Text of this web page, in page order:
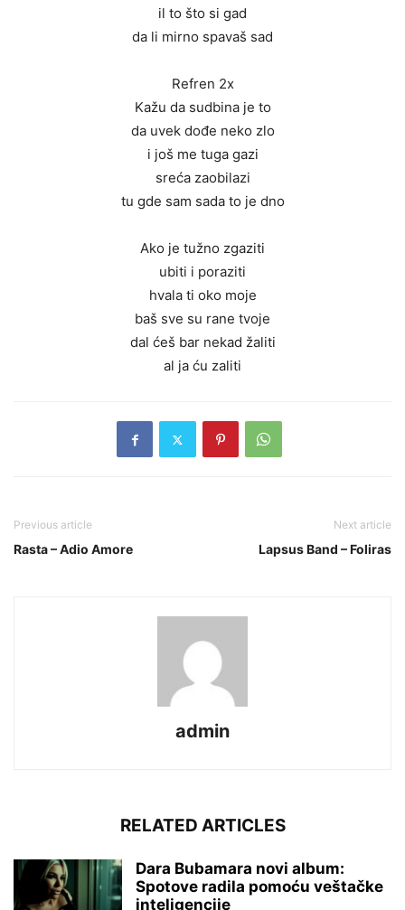
il to što si gad
da li mirno spavaš sad
Refren 2x
Kažu da sudbina je to
da uvek dođe neko zlo
i još me tuga gazi
sreća zaobilazi
tu gde sam sada to je dno
Ako je tužno zgaziti
ubiti i poraziti
hvala ti oko moje
baš sve su rane tvoje
dal ćeš bar nekad žaliti
al ja ću zaliti
Previous article
Rasta – Adio Amore
Next article
Lapsus Band – Foliras
admin
RELATED ARTICLES
Dara Bubamara novi album:
Spotove radila pomoću veštačke
inteligencije